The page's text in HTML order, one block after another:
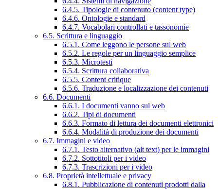
6.4.5. Tipologie di contenuto (content type)
6.4.6. Ontologie e standard
6.4.7. Vocabolari controllati e tassonomie
6.5. Scrittura e linguaggio
6.5.1. Come leggono le persone sul web
6.5.2. Le regole per un linguaggio semplice
6.5.3. Microtesti
6.5.4. Scrittura collaborativa
6.5.5. Content critique
6.5.6. Traduzione e localizzazione dei contenuti
6.6. Documenti
6.6.1. I documenti vanno sul web
6.6.2. Tipi di documenti
6.6.3. Formato di lettura dei documenti elettronici
6.6.4. Modalità di produzione dei documenti
6.7. Immagini e video
6.7.1. Testo alternativo (alt text) per le immagini
6.7.2. Sottotitoli per i video
6.7.3. Trascrizioni per i video
6.8. Proprietà intellettuale e privacy
6.8.1. Pubblicazione di contenuti prodotti dalla